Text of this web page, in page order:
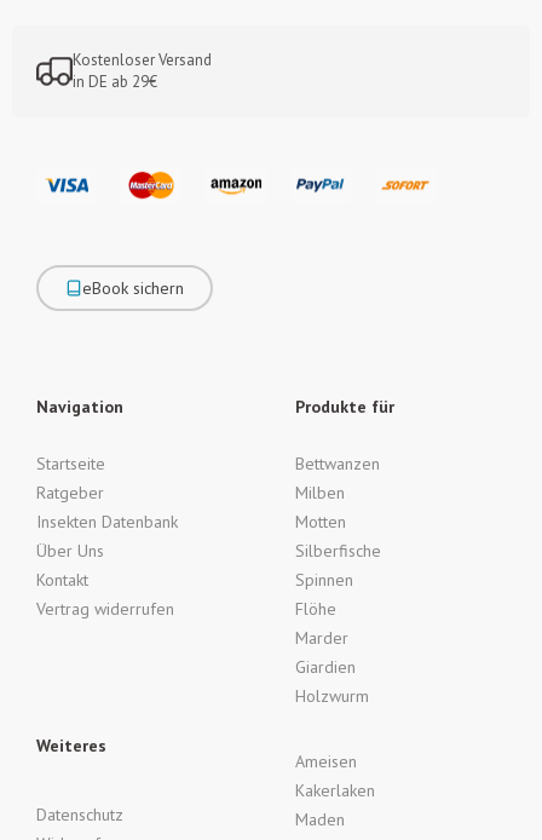
Kostenloser Versand
in DE ab 29€
eBook sichern
Navigation
Startseite
Ratgeber
Insekten Datenbank
Über Uns
Kontakt
Vertrag widerrufen
Produkte für
Bettwanzen
Milben
Motten
Silberfische
Spinnen
Flöhe
Marder
Giardien
Holzwurm
Weiteres
Datenschutz
Ameisen
Kakerlaken
Maden